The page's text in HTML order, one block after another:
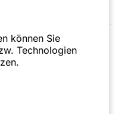
können Sie
Technologien
Mutares beim
von